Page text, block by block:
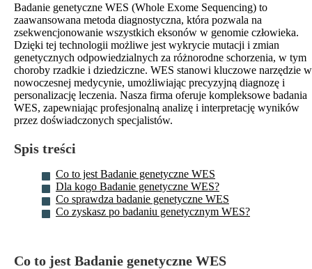
Badanie genetyczne WES (Whole Exome Sequencing) to
zaawansowana metoda diagnostyczna, która pozwala na
zsekwencjonowanie wszystkich eksonów w genomie człowieka.
Dzięki tej technologii możliwe jest wykrycie mutacji i zmian
genetycznych odpowiedzialnych za różnorodne schorzenia, w tym
choroby rzadkie i dziedziczne. WES stanowi kluczowe narzędzie w
nowoczesnej medycynie, umożliwiając precyzyjną diagnozę i
personalizację leczenia. Nasza firma oferuje kompleksowe badania
WES, zapewniając profesjonalną analizę i interpretację wyników
przez doświadczonych specjalistów.
Spis treści
Co to jest Badanie genetyczne WES
Dla kogo Badanie genetyczne WES?
Co sprawdza badanie genetyczne WES
Co zyskasz po badaniu genetycznym WES?
Co to jest Badanie genetyczne WES